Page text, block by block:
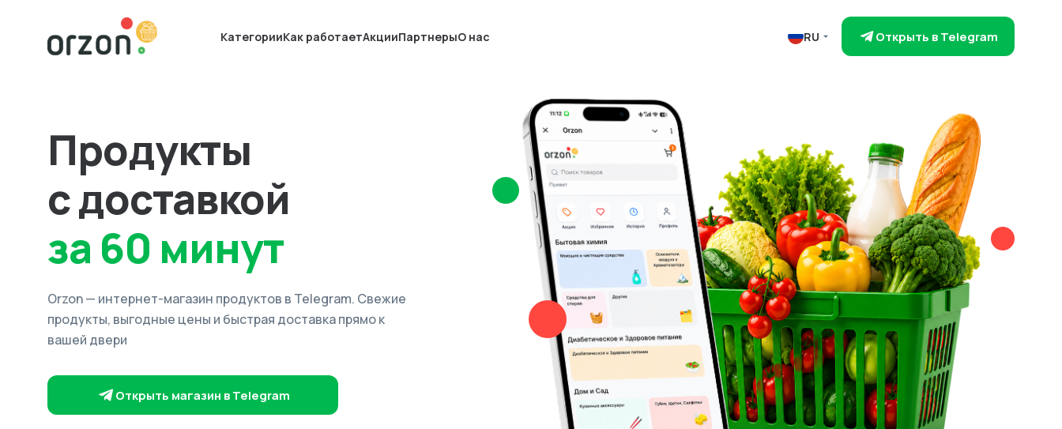
КатегорииКак работаетАкцииПартнерыО нас RU Открыть в Telegram
Продукты
с доставкой
за 60 минут
Orzon — интернет-магазин продуктов в Telegram. Свежие
продукты, выгодные цены и быстрая доставка прямо к
вашей двери
Открыть магазин в Telegram